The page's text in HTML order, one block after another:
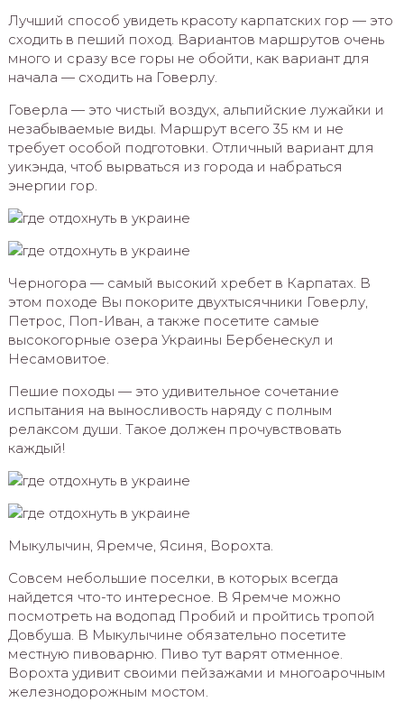
Лучший способ увидеть красоту карпатских гор — это
сходить в пеший поход. Вариантов маршрутов очень
много и сразу все горы не обойти, как вариант для
начала — сходить на Говерлу.
Говерла — это чистый воздух, альпийские лужайки и
незабываемые виды. Маршрут всего 35 км и не
требует особой подготовки. Отличный вариант для
уикэнда, чтоб вырваться из города и набраться
энергии гор.
Черногора — самый высокий хребет в Карпатах. В
этом походе Вы покорите двухтысячники Говерлу,
Петрос, Поп-Иван, а также посетите самые
высокогорные озера Украины Бербенескул и
Несамовитое.
Пешие походы — это удивительное сочетание
испытания на выносливость наряду с полным
релаксом души. Такое должен прочувствовать
каждый!
Мыкулычин, Яремче, Ясиня, Ворохта.
Совсем небольшие поселки, в которых всегда
найдется что-то интересное. В Яремче можно
посмотреть на водопад Пробий и пройтись тропой
Довбуша. В Мыкулычине обязательно посетите
местную пивоварню. Пиво тут варят отменное.
Ворохта удивит своими пейзажами и многоарочным
железнодорожным мостом.